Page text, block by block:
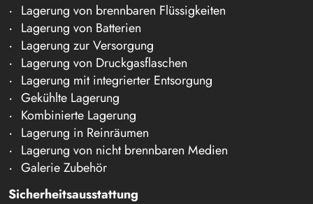
Lagerung von brennbaren Flüssigkeiten
Lagerung von Batterien
Lagerung zur Versorgung
Lagerung von Druckgasflaschen
Lagerung mit integrierter Entsorgung
Gekühlte Lagerung
Kombinierte Lagerung
Lagerung in Reinräumen
Lagerung von nicht brennbaren Medien
Galerie Zubehör
Sicherheitsausstattung